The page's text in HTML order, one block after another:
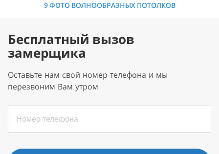
9 ФОТО ВОЛНООБРАЗНЫХ ПОТОЛКОВ
Бесплатный вызов
замерщика
Оставьте нам свой номер телефона и мы
перезвоним Вам утром